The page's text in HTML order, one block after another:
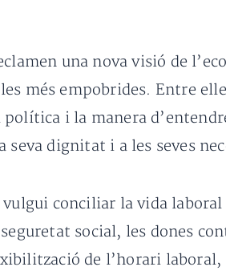
una nova visió de
més empobrides. Entre
i la manera
seva dignitat i a les seves
conciliar la vida
social, les dones
de l’horari laboral,